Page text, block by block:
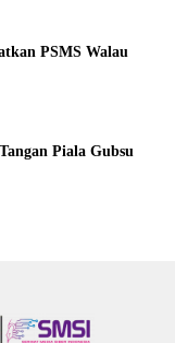
PSMS Walau
Piala Gubsu